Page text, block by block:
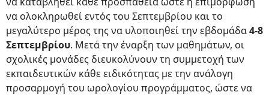
να ολοκληρωθεί εντός του Σεπτεμβρίου και το
μεγαλύτερο μέρος της να υλοποιηθεί την εβδομάδα4-8
Σεπτεμβρίου. Μετά την έναρξη των μαθημάτων, οι
σχολικές μονάδες διευκολύνουν τη συμμετοχή των
εκπαιδευτικών κάθε ειδικότητας με την ανάλογη
προσαρμογή του ωρολογίου προγράμματος, ώστε να